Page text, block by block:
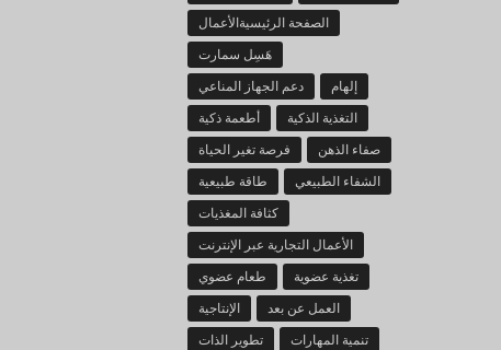
الصفحة الرئيسيةالأعمال
هَسِل سمارت
دعم الجهاز المناعي
إلهام
أطعمة ذكية
التغذية الذكية
فرصة تغير الحياة
صفاء الذهن
طاقة طبيعية
الشفاء الطبيعي
كثافة المغذيات
الأعمال التجارية عبر الإنترنت
طعام عضوي
تغذية عضوية
الإنتاجية
العمل عن بعد
تطوير الذات
تنمية المهارات